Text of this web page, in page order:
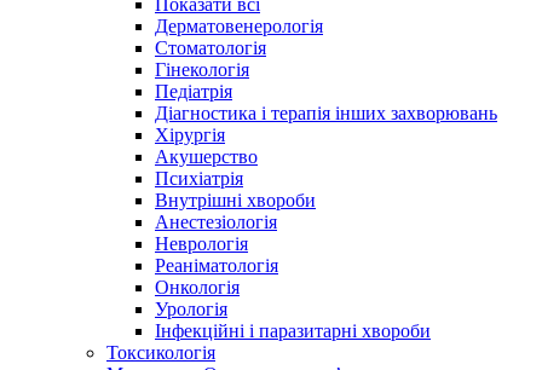
Показати всі
Дерматовенерологія
Стоматологія
Гінекологія
Педіатрія
Діагностика і терапія інших захворювань
Хірургія
Акушерство
Психіатрія
Внутрішні хвороби
Анестезіологія
Неврологія
Реаніматологія
Онкологія
Урологія
Інфекційні і паразитарні хвороби
Токсикологія